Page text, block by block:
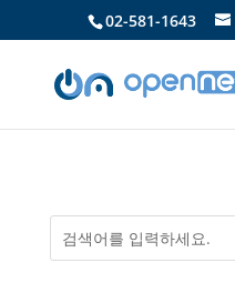
02-581-1643